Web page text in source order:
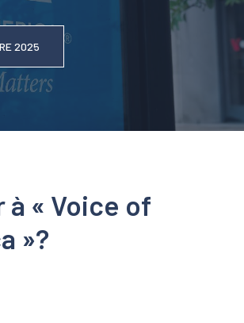
2025
« Voice of
»?